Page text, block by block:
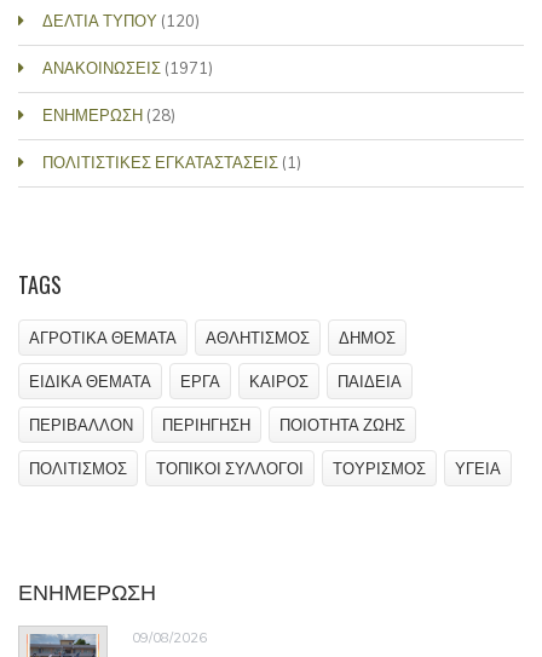
ΔΕΛΤΙΑ ΤΥΠΟΥ (120)
ΑΝΑΚΟΙΝΩΣΕΙΣ (1971)
ΕΝΗΜΕΡΩΣΗ (28)
ΠΟΛΙΤΙΣΤΙΚΕΣ ΕΓΚΑΤΑΣΤΑΣΕΙΣ (1)
TAGS
ΑΓΡΟΤΙΚΑ ΘΕΜΑΤΑ ΑΘΛΗΤΙΣΜΟΣ ΔΗΜΟΣ
ΕΙΔΙΚΑ ΘΕΜΑΤΑ ΕΡΓΑ ΚΑΙΡΟΣ ΠΑΙΔΕΙΑ
ΠΕΡΙΒΑΛΛΟΝ ΠΕΡΙΗΓΗΣΗ ΠΟΙΟΤΗΤΑ ΖΩΗΣ
ΠΟΛΙΤΙΣΜΟΣ ΤΟΠΙΚΟΙ ΣΥΛΛΟΓΟΙ ΤΟΥΡΙΣΜΟΣ ΥΓΕΙΑ
ΕΝΗΜΕΡΩΣΗ
09/08/2026